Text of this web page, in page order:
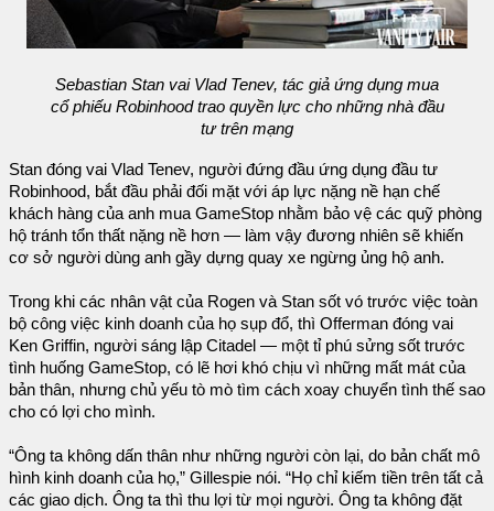
Sebastian Stan vai Vlad Tenev, tác giả ứng dụng mua
cổ phiếu Robinhood trao quyền lực cho những nhà đầu
tư trên mạng
Stan đóng vai Vlad Tenev, người đứng đầu ứng dụng đầu tư
Robinhood, bắt đầu phải đối mặt với áp lực nặng nề hạn chế
khách hàng của anh mua GameStop nhằm bảo vệ các quỹ phòng
hộ tránh tổn thất nặng nề hơn — làm vậy đương nhiên sẽ khiến
cơ sở người dùng anh gầy dựng quay xe ngừng ủng hộ anh.
Trong khi các nhân vật của Rogen và Stan sốt vó trước việc toàn
bộ công việc kinh doanh của họ sụp đổ, thì Offerman đóng vai
Ken Griffin, người sáng lập Citadel — một tỉ phú sửng sốt trước
tình huống GameStop, có lẽ hơi khó chịu vì những mất mát của
bản thân, nhưng chủ yếu tò mò tìm cách xoay chuyển tình thế sao
cho có lợi cho mình.
“Ông ta không dấn thân như những người còn lại, do bản chất mô
hình kinh doanh của họ,” Gillespie nói. “Họ chỉ kiếm tiền trên tất cả
các giao dịch. Ông ta thì thu lợi từ mọi người. Ông ta không đặt